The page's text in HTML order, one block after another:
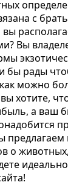
с
Вы
бы рады
можно
хотите,
а ваш
предлагаем
о